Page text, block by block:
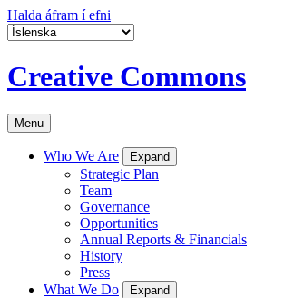
Halda áfram í efni
Creative Commons
Menu
Who We Are Expand
Strategic Plan
Team
Governance
Opportunities
Annual Reports & Financials
History
Press
What We Do
Expand